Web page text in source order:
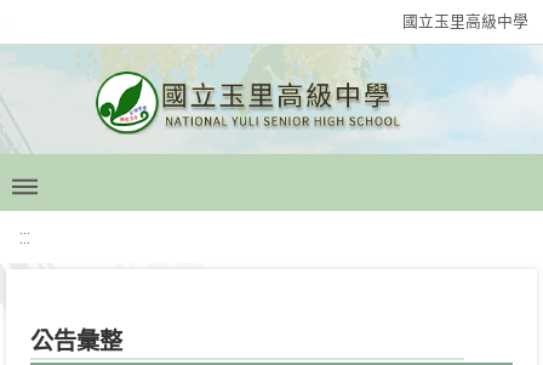
國立玉里高級中學
:::
公告彙整